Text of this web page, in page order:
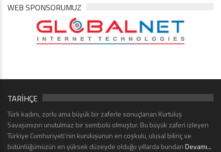
WEB SPONSORUMUZ
TARİHÇE
Türk kadını, zorlu ama büyük bir zaferle sonuçlanan Kurtuluş
Savaşımızın unutulmaz bir sembolü olmuştur. Bu büyük zaferi izleyen
Türkiye Cumhuriyeti’nin kuruluşunun en coşkulu, ulusal bilinç ve
bütünlüğümüzün en yüksek düzeyde olduğu yıllarda bundanDevamı...